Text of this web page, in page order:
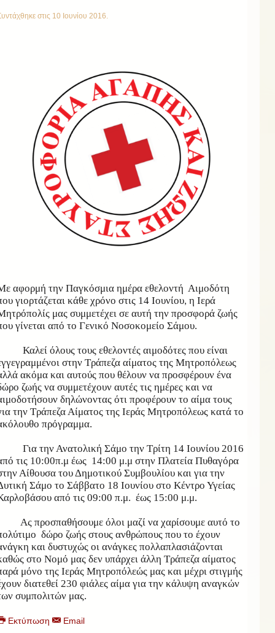
στις 10 Ιουνίου 2016.
αφορμή την Παγκόσμια ημέρα εθελοντή Αιμοδότη
γιορτάζεται κάθε χρόνο στις 14 Ιουνίου, η Ιερά
μας συμμετέχει σε αυτή την προσφορά ζωής
γίνεται από το Γενικό Νοσοκομείο Σάμου.
Καλεί όλους τους εθελοντές αιμοδότες που είναι
στην Τράπεζα αίματος της Μητροπόλεως
ακόμα και αυτούς που θέλουν να προσφέρουν ένα
ζωής να συμμετέχουν αυτές τις ημέρες και να
δηλώνοντας ότι προφέρουν το αίμα τους
την Τράπεζα Αίματος της Ιεράς Μητροπόλεως κατά το
πρόγραμμα.
Για την Ανατολική Σάμο την Τρίτη 14 Ιουνίου 2016
τις 10:00π.μ έως 14:00 μ.μ στην Πλατεία Πυθαγόρα
Αίθουσα του Δημοτικού Συμβουλίου και για την
Σάμο το Σάββατο 18 Ιουνίου στο Κέντρο Υγείας
από τις 09:00 π.μ. έως 15:00 μ.μ.
Ας προσπαθήσουμε όλοι μαζί να χαρίσουμε αυτό το
δώρο ζωής στους ανθρώπους που το έχουν
και δυστυχώς οι ανάγκες πολλαπλασιάζονται
στο Νομό μας δεν υπάρχει άλλη Τράπεζα αίματος
μόνο της Ιεράς Μητροπόλεώς μας και μέχρι στιγμής
διατεθεί 230 φιάλες αίμα για την κάλυψη αναγκών
συμπολιτών μας.
Εκτύπωση Email